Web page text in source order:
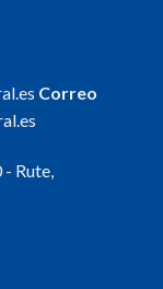
Correo
Rute,